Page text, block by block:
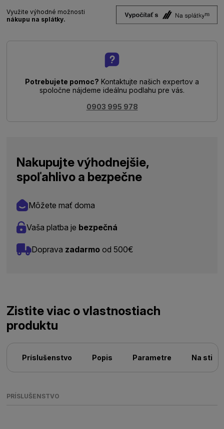
Využite výhodné možnosti
nákupu na splátky.
Potrebujete pomoc? Kontaktujte našich expertov a
spoločne nájdeme ideálnu podlahu pre vás.
0903 995 978
Nakupujte výhodnejšie,
spoľahlivo a bezpečne
Môžete mať doma
Vaša platba je bezpečná
Doprava zadarmo od 500€
Zistite viac o vlastnostiach
produktu
Príslušenstvo Popis Parametre Na
PRÍSLUŠENSTVO